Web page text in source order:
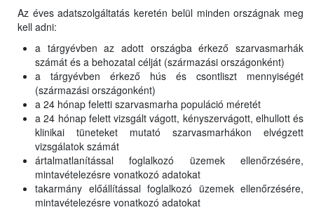
Az éves adatszolgáltatás keretén belül minden országnak meg
kell adni:
a tárgyévben az adott országba érkező szarvasmarhák
számát és a behozatal célját (származási országonként)
a tárgyévben érkező hús és csontliszt mennyiségét
(származási országonként)
a 24 hónap feletti szarvasmarha populáció méretét
a 24 hónap felett vizsgált vágott, kényszervágott, elhullott és
klinikai tüneteket mutató szarvasmarhákon elvégzett
vizsgálatok számát
ártalmatlanítással foglalkozó üzemek ellenőrzésére,
mintavételezésre vonatkozó adatokat
takarmány előállítással foglalkozó üzemek ellenőrzésére,
mintavételezésre vonatkozó adatokat